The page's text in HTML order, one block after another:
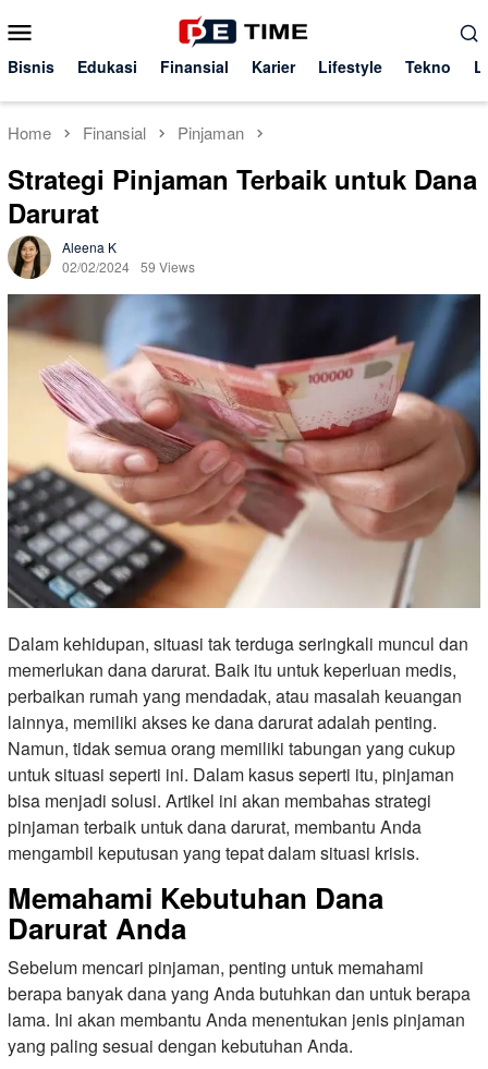
to
contentMenu
Bisnis Edukasi Finansial Karier Lifestyle Tekno
Home Finansial Pinjaman
Strategi Pinjaman Terbaik untuk Dana
Darurat
Aleena K
02/02/2024 59 Views
Dalam kehidupan, situasi tak terduga seringkali muncul dan
memerlukan dana darurat. Baik itu untuk keperluan medis,
perbaikan rumah yang mendadak, atau masalah keuangan
lainnya, memiliki akses ke dana darurat adalah penting.
Namun, tidak semua orang memiliki tabungan yang cukup
untuk situasi seperti ini. Dalam kasus seperti itu, pinjaman
bisa menjadi solusi. Artikel ini akan membahas strategi
pinjaman terbaik untuk dana darurat, membantu Anda
mengambil keputusan yang tepat dalam situasi krisis.
Memahami Kebutuhan Dana
Darurat Anda
Sebelum mencari pinjaman, penting untuk memahami
berapa banyak dana yang Anda butuhkan dan untuk berapa
lama. Ini akan membantu Anda menentukan jenis pinjaman
yang paling sesuai dengan kebutuhan Anda.